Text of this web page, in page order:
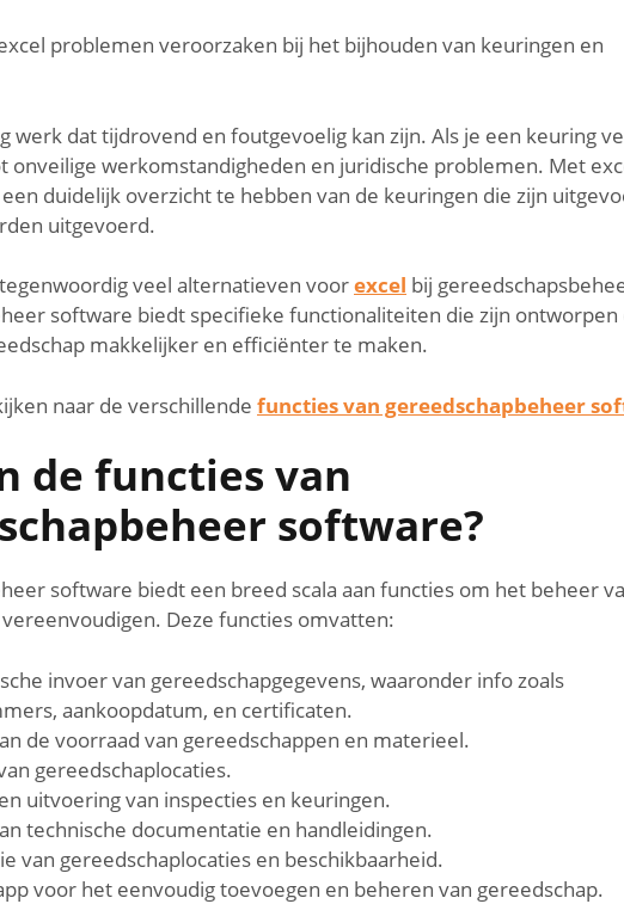
problemen veroorzaken bij het bijhouden van keuringen en
werk dat tijdrovend en foutgevoelig kan zijn. Als je een keuring
onveilige werkomstandigheden en juridische problemen. Met
duidelijk overzicht te hebben van de keuringen die zijn
uitgevoerd.
veel alternatieven voorexcel bij
software biedt specifieke functionaliteiten die zijn
makkelijker en efficiënter te maken.
naar de verschillende functies van gereedschapbeheer
de functies van
software?
software biedt een breed scala aan functies om het beheer
Deze functies omvatten:
invoer van gereedschapgegevens, waaronder info zoals
aankoopdatum, en certificaten.
de voorraad van gereedschappen en materieel.
gereedschaplocaties.
uitvoering van inspecties en keuringen.
technische documentatie en handleidingen.
van gereedschaplocaties en beschikbaarheid.
voor het eenvoudig toevoegen en beheren van gereedschap.